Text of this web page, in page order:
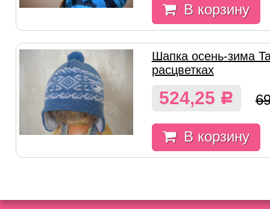
В корзину
Шапка осень-зима
расцветках
524,25 Р
В корзину